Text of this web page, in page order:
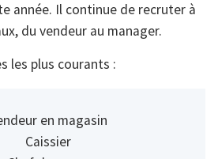
année. Il continue de recruter à
du vendeur au manager.
les plus courants :
en magasin
Caissier